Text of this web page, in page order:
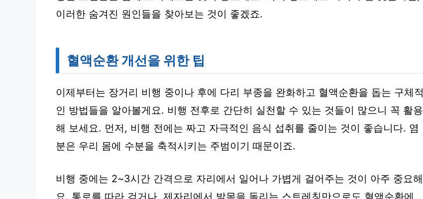
이러한 숨겨진 원인들을 찾아보는 것이 좋겠죠.
혈액순환 개선을 위한 팁
이제부터는 장거리 비행 중이나 후에 다리 부종을 완화하고 혈액순환을 돕는 구체적
인 방법들을 알아볼게요. 비행 전후로 간단히 실천할 수 있는 것들이 많으니 꼭 활용
해 보세요. 먼저, 비행 전에는 짜고 자극적인 음식 섭취를 줄이는 것이 좋습니다. 염
분은 우리 몸에 수분을 축적시키는 주범이기 때문이죠.
비행 중에는 2~3시간 간격으로 자리에서 일어나 가볍게 걸어주는 것이 아주 중요해
요. 통로를 따라 걷거나, 제자리에서 발목을 돌리는 스트레칭만으로도 혈액순환에